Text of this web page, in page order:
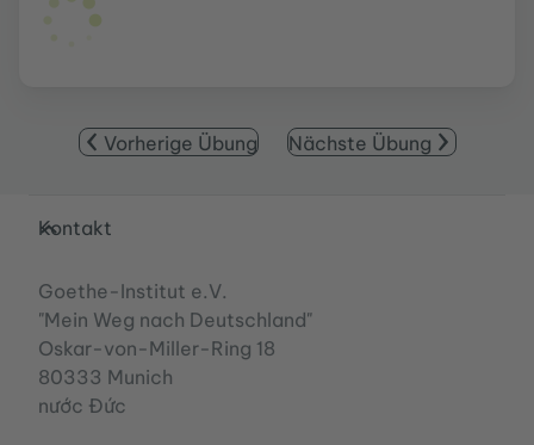
Vorherige Übung Nächste Übung
Service- und Informationsbereich
Kontakt
Goethe-Institut e.V.
"Mein Weg nach Deutschland"
Oskar-von-Miller-Ring 18
80333 Munich
nước Đức